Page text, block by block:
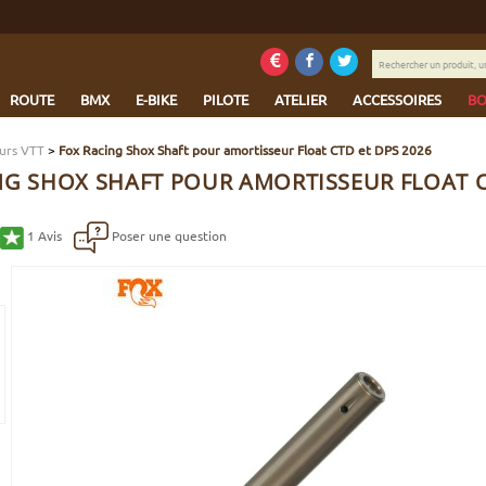
ROUTE BMX E-BIKE PILOTE ATELIER ACCESSOIRES
Rechercher
un
une
marque...
VTT> Fox Racing Shox Shaft pour amortisseur Float CTD et DPS 2026
SHOX SHAFT POUR AMORTISSEUR FLOAT
1 Avis Poser une question